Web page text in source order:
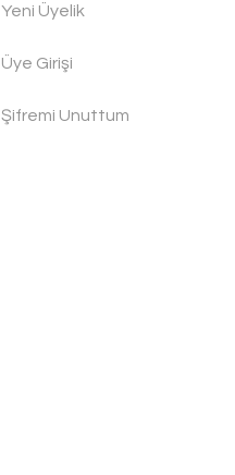
Yeni Üyelik
Üye Girişi
Şifremi Unuttum